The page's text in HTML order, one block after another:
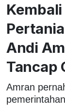
Andi
Tancap
Amran